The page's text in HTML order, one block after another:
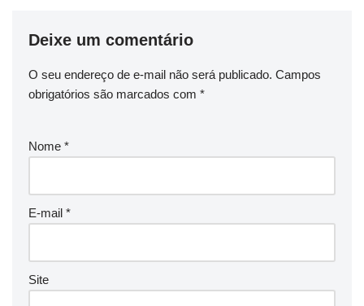
Deixe um comentário
O seu endereço de e-mail não será publicado. Campos
obrigatórios são marcados com *
Nome *
E-mail *
Site